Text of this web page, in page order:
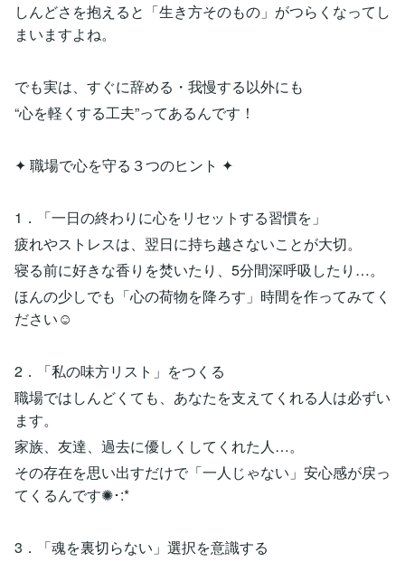
しんどさを抱えると「生き方そのもの」がつらくなってし
まいますよね。
でも実は、すぐに辞める・我慢する以外にも
“心を軽くする工夫”ってあるんです！
✦ 職場で心を守る３つのヒント ✦
1．「一日の終わりに心をリセットする習慣を」
疲れやストレスは、翌日に持ち越さないことが大切。
寝る前に好きな香りを焚いたり、5分間深呼吸したり…。
ほんの少しでも「心の荷物を降ろす」時間を作ってみてく
ださい☺️
2．「私の味方リスト」をつくる
職場ではしんどくても、あなたを支えてくれる人は必ずい
ます。
家族、友達、過去に優しくしてくれた人…。
その存在を思い出すだけで「一人じゃない」安心感が戻っ
てくるんです✺･:*
3．「魂を裏切らない」選択を意識する